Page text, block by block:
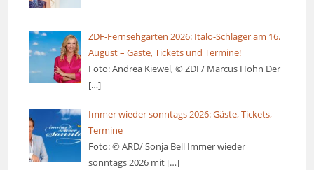
ZDF-Fernsehgarten 2026: Italo-Schlager am 16.
August – Gäste, Tickets und Termine!
Foto: Andrea Kiewel, © ZDF/ Marcus Höhn Der
[…]
Immer wieder sonntags 2026: Gäste, Tickets,
Termine
Foto: © ARD/ Sonja Bell Immer wieder
sonntags 2026 mit […]